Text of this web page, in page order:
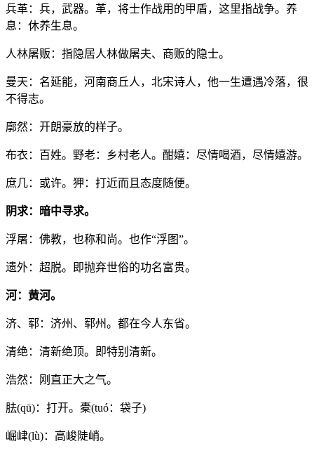
兵革：兵，武器。革，将士作战用的甲盾，这里指战争。养
息：休养生息。
人林屠贩：指隐居人林做屠夫、商贩的隐士。
曼天：名延能，河南商丘人，北宋诗人，他一生遭遇冷落，很
不得志。
廓然：开朗豪放的样子。
布衣：百姓。野老：乡村老人。酣嬉：尽情喝酒，尽情嬉游。
庶几：或许。狎：打近而且态度随便。
阴求：暗中寻求。
浮屠：佛教，也称和尚。也作“浮图”。
遗外：超脱。即抛弃世俗的功名富贵。
河：黄河。
济、郓：济州、郓州。都在今人东省。
清绝：清新绝顶。即特别清新。
浩然：刚直正大之气。
胠(qū)：打开。橐(tuó：袋子)
崛峍(lù)：高峻陡峭。